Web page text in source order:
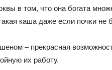
в том, что она богата
каша даже если почки не
– прекрасная
их работу.